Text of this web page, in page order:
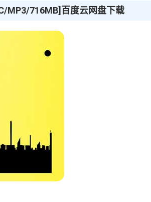
MP3/716MB]百度云网盘下载